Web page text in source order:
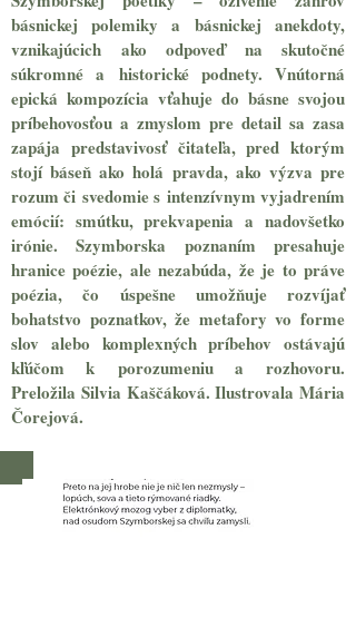
básnickej polemiky a básnickej anekdoty,
vznikajúcich ako odpoveď na skutočné
súkromné a historické podnety. Vnútorná
epická kompozícia vťahuje do básne svojou
príbehovosťou a zmyslom pre detail sa zasa
zapája predstavivosť čitateľa, pred ktorým
stojí báseň ako holá pravda, ako výzva pre
rozum či svedomie s intenzívnym vyjadrením
emócií: smútku, prekvapenia a nadovšetko
irónie. Szymborska poznaním presahuje
hranice poézie, ale nezabúda, že je to práve
poézia, čo úspešne umožňuje rozvíjať
bohatstvo poznatkov, že metafory vo forme
slov alebo komplexných príbehov ostávajú
kľúčom k porozumeniu a rozhovoru.
Preložila Silvia Kaščáková. Ilustrovala Mária
Čorejová.